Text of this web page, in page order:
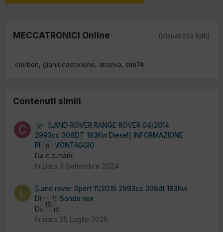
MECCATRONICI Online (Visualizza tutti)
ciorben gianlucastorione atoslva stm74
Contenuti simili
8
[LAND ROVER RANGE ROVER 04/2014
2993cc 306DT 183Kw Diesel] INFORMAZIONE
PER SMONTAGGIO
Da c.d.mark
Iniziato 3 Settembre 2024
15
[Land rover Sport 11/2019 2993cc 306dt 183Kw
Diesel] Sonda nox
Da lario
Iniziato 25 Luglio 2025